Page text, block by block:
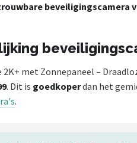
beveiligingscamera
2K+ met Zonnepaneel –
. Dit is goedkoperdan het
.